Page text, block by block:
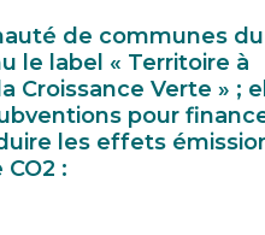
de communes du
le label « Territoire à
Croissance Verte » ;
pour
les effets
CO2 :